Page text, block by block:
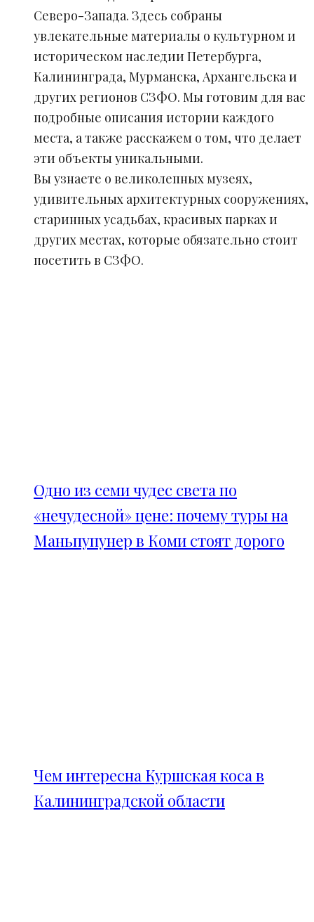
Северо-Запада. Здесь собраны
увлекательные материалы о культурном и
историческом наследии Петербурга,
Калининграда, Мурманска, Архангельска и
других регионов СЗФО. Мы готовим для вас
подробные описания истории каждого
места, а также расскажем о том, что делает
эти объекты уникальными.
Вы узнаете о великолепных музеях,
удивительных архитектурных сооружениях,
старинных усадьбах, красивых парках и
других местах, которые обязательно стоит
посетить в СЗФО.
Одно из семи чудес света по
«нечудесной» цене: почему туры на
Маньпупунер в Коми стоят дорого
Чем интересна Куршская коса в
Калининградской области